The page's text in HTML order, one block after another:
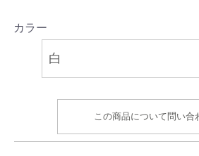
カラー
この商品について問い合